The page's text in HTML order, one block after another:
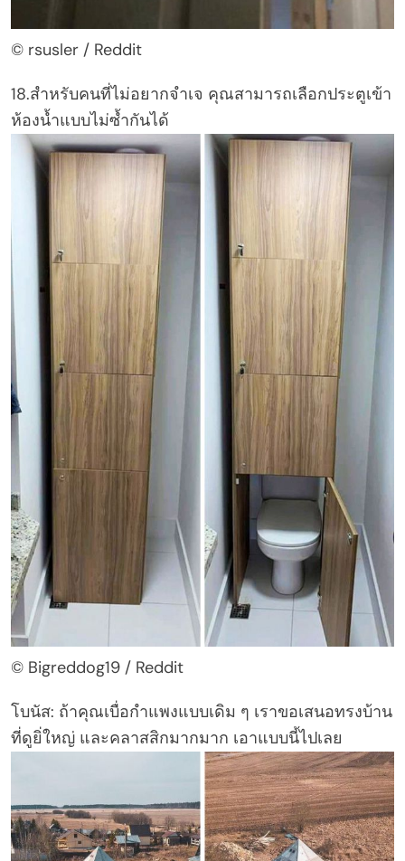
© rsusler / Reddit
18.สำหรับคนที่ไม่อยากจำเจ คุณสามารถเลือกประตูเข้า
ห้องน้ำแบบไม่ซ้ำกันได้
© Bigreddog19 / Reddit
โบนัส: ถ้าคุณเบื่อกำแพงแบบเดิม ๆ เราขอเสนอทรงบ้าน
ที่ดูยิ่ใหญ่ และคลาสสิกมากมาก เอาแบบนี้ไปเลย